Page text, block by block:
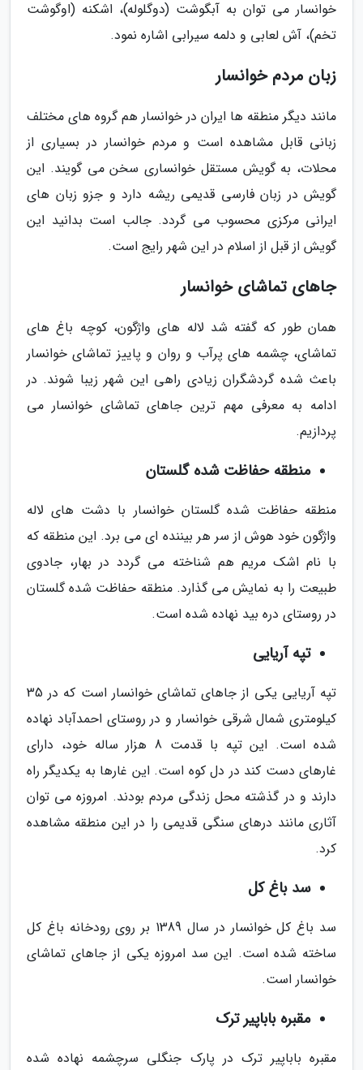
خوانسار می توان به آبگوشت (دوگلوله)، اشکنه (اوگوشت
تخم)، آش لعابی و دلمه سیرابی اشاره نمود.
زبان مردم خوانسار
مانند دیگر منطقه ها ایران در خوانسار هم گروه های مختلف
زبانی قابل مشاهده است و مردم خوانسار در بسیاری از
محلات، به گویش مستقل خوانساری سخن می گویند. این
گویش در زبان فارسی قدیمی ریشه دارد و جزو زبان های
ایرانی مرکزی محسوب می گردد. جالب است بدانید این
گویش از قبل از اسلام در این شهر رایج است.
جاهای تماشای خوانسار
همان طور که گفته شد لاله های واژگون، کوچه باغ های
تماشای، چشمه های پرآب و روان و پاییز تماشای خوانسار
باعث شده گردشگران زیادی راهی این شهر زیبا شوند. در
ادامه به معرفی مهم ترین جاهای تماشای خوانسار می
پردازیم.
منطقه حفاظت شده گلستان
منطقه حفاظت شده گلستان خوانسار با دشت های لاله
واژگون خود هوش از سر هر بیننده ای می برد. این منطقه که
با نام اشک مریم هم شناخته می گردد در بهار، جادوی
طبیعت را به نمایش می گذارد. منطقه حفاظت شده گلستان
در روستای دره بید نهاده شده است.
تپه آریایی
تپه آریایی یکی از جاهای تماشای خوانسار است که در 35
کیلومتری شمال شرقی خوانسار و در روستای احمدآباد نهاده
شده است. این تپه با قدمت 8 هزار ساله خود، دارای
غارهای دست کند در دل کوه است. این غارها به یکدیگر راه
دارند و در گذشته محل زندگی مردم بودند. امروزه می توان
آثاری مانند درهای سنگی قدیمی را در این منطقه مشاهده
کرد.
سد باغ کل
سد باغ کل خوانسار در سال 1389 بر روی رودخانه باغ کل
ساخته شده است. این سد امروزه یکی از جاهای تماشای
خوانسار است.
مقبره باباپیر ترک
مقبره باباپیر ترک در پارک جنگلی سرچشمه نهاده شده